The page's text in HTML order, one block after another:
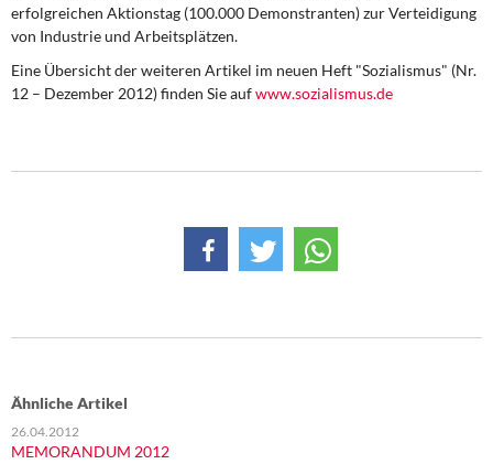
erfolgreichen Aktionstag (100.000 Demonstranten) zur Verteidigung
von Industrie und Arbeitsplätzen.
Eine Übersicht der weiteren Artikel im neuen Heft "Sozialismus" (Nr.
12 – Dezember 2012) finden Sie aufwww.sozialismus.de
Ähnliche Artikel
26.04.2012
MEMORANDUM 2012